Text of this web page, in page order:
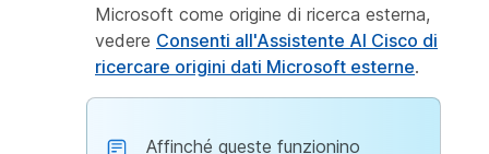
Microsoft come origine di ricerca esterna,
vedere Consenti all'Assistente AI Cisco di
ricercare origini dati Microsoft esterne.
Affinché queste funzionino